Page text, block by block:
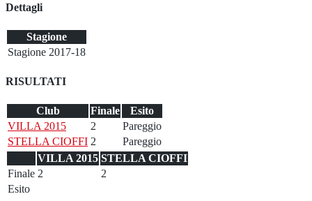
Dettagli
Stagione
Stagione 2017-18
RISULTATI
Club Finale
Esito
VILLA 2015
2
Pareggio
STELLA CIOFFI 2
Pareggio
VILLA 2015 STELLA CIOFFI
Finale 2
2
Esito